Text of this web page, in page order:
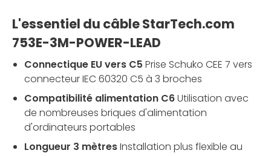
L'essentiel du câble StarTech.com
753E-3M-POWER-LEAD
Connectique EU vers C5 Prise Schuko CEE 7 vers
connecteur IEC 60320 C5 à 3 broches
Compatibilité alimentation C6Utilisation avec
de nombreuses briques d'alimentation
d'ordinateurs portables
Longueur 3 mètresInstallation plus flexible au